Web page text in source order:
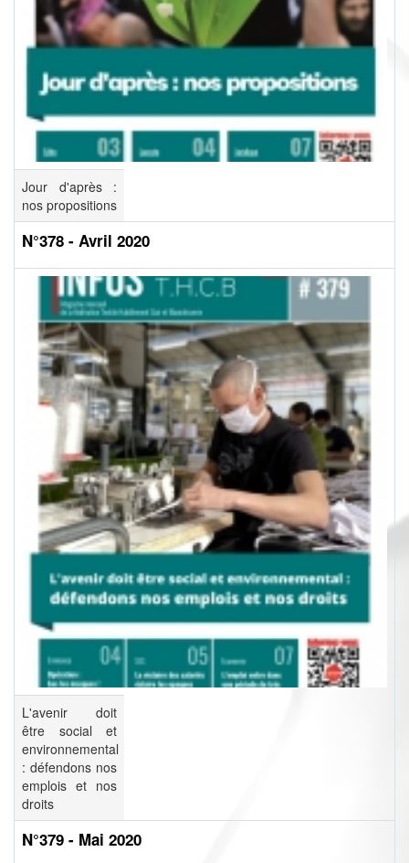
Jour d'après :
nos propositions
N°378 - Avril 2020
L'avenir doit
être social et
environnemental
: défendons nos
emplois et nos
droits
N°379 - Mai 2020